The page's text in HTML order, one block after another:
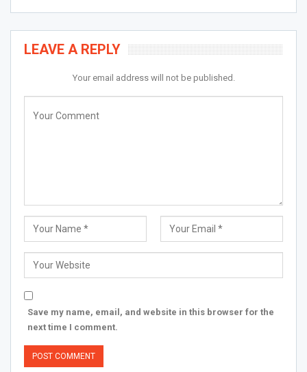
LEAVE A REPLY
Your email address will not be published.
Save my name, email, and website in this browser for the
next time I comment.